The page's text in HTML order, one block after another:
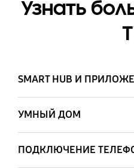
Узнать
SMART HUB И
УМНЫЙ ДОМ
ПОДКЛЮЧЕНИЕ